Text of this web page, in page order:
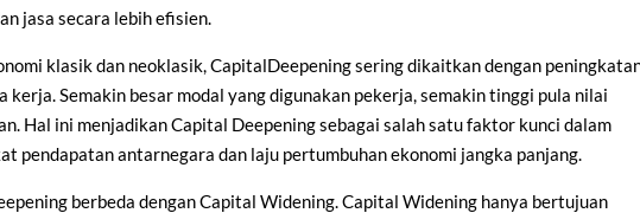
jasa secara lebih efisien.
klasik dan neoklasik, CapitalDeepening sering dikaitkan dengan
Semakin besar modal yang digunakan pekerja, semakin tinggi pula nilai
Hal ini menjadikan Capital Deepening sebagai salah satu faktor kunci dalam
pendapatan antarnegara dan laju pertumbuhan ekonomi jangka panjang.
berbeda dengan Capital Widening. Capital Widening hanya bertujuan